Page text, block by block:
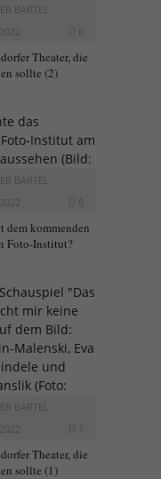
BARTEL
0
Theater, die
sollte (2)
BARTEL
0
dem kommenden
Foto-Institut?
BARTEL
1
Theater, die
sollte (1)